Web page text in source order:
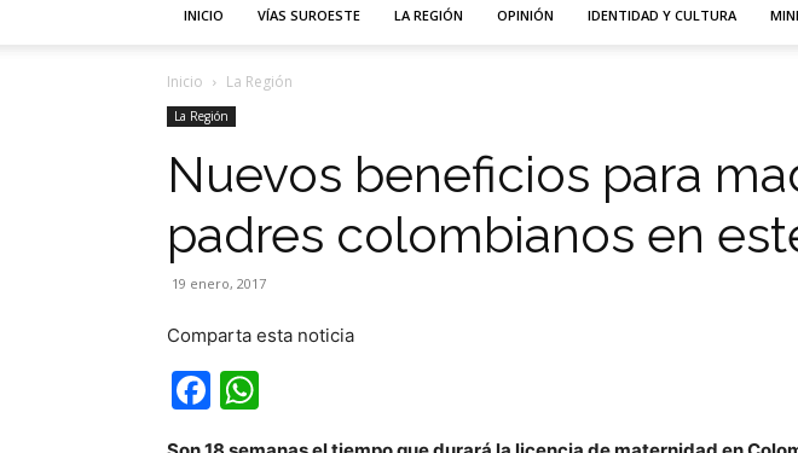
INICIO VÍAS SUROESTE LA REGIÓN OPINIÓN IDENTIDAD Y CULTURA
Inicio La Región
La Región
Nuevos beneficios para
padres colombianos en
19 enero, 2017
Comparta esta noticia
Facebook